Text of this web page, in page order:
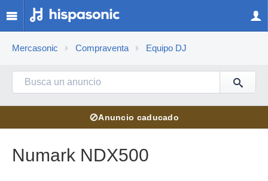
Mercasonic Compraventa Equipo DJ
⊘Anuncio caducado
Numark NDX500